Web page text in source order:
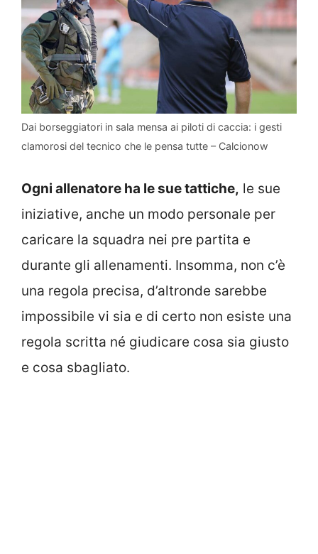
Dai borseggiatori in sala mensa ai piloti di caccia: i gesti
clamorosi del tecnico che le pensa tutte – Calcionow
Ogni allenatore ha le sue tattiche, le sue
iniziative, anche un modo personale per
caricare la squadra nei pre partita e
durante gli allenamenti. Insomma, non c’è
una regola precisa, d’altronde sarebbe
impossibile vi sia e di certo non esiste una
regola scritta né giudicare cosa sia giusto
e cosa sbagliato.